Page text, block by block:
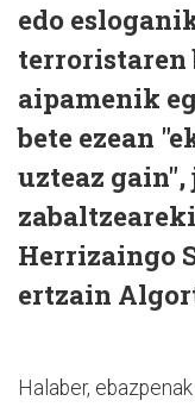
edo
terroristaren
aipamenik
bete ezean
uzteaz
Herrizaingo
ertzain
Halaber,